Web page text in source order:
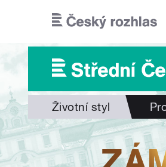
Životní styl